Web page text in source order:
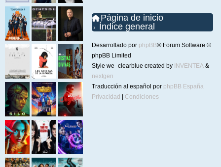
Página de inicio
Índice general
Desarrollado por phpBB® Forum Software ©
phpBB Limited
Style we_clearblue created by INVENTEA &
nextgen
Traducción al español por phpBB España
Privacidad
Condiciones